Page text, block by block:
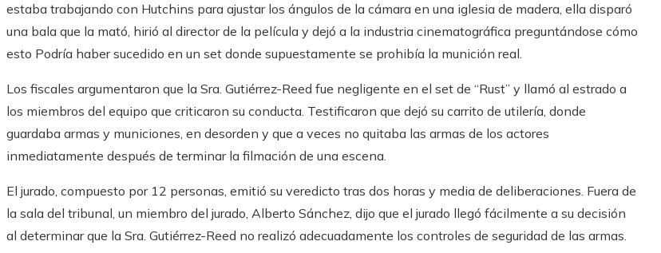
estaba trabajando con Hutchins para ajustar los ángulos de la cámara en una iglesia de madera, ella disparó
una bala que la mató, hirió al director de la película y dejó a la industria cinematográfica preguntándose cómo
esto Podría haber sucedido en un set donde supuestamente se prohibía la munición real.
Los fiscales argumentaron que la Sra. Gutiérrez-Reed fue negligente en el set de “Rust” y llamó al estrado a
los miembros del equipo que criticaron su conducta. Testificaron que dejó su carrito de utilería, donde
guardaba armas y municiones, en desorden y que a veces no quitaba las armas de los actores
inmediatamente después de terminar la filmación de una escena.
El jurado, compuesto por 12 personas, emitió su veredicto tras dos horas y media de deliberaciones. Fuera de
la sala del tribunal, un miembro del jurado, Alberto Sánchez, dijo que el jurado llegó fácilmente a su decisión
al determinar que la Sra. Gutiérrez-Reed no realizó adecuadamente los controles de seguridad de las armas.